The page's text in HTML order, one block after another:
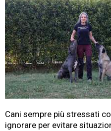
Cani sempre più stressati
ignorare per evitare